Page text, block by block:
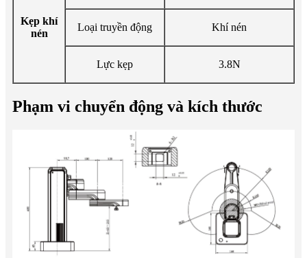
Kẹp khí
nén
Loại truyền động Khí nén
Lực kẹp 3.8N
Phạm vi chuyển động và kích thước